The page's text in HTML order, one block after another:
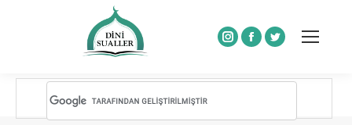
Instagram
Facebook
Twitter